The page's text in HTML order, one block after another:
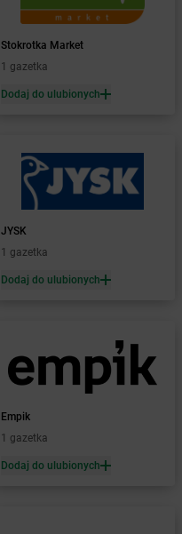
Stokrotka Market
1 gazetka
Dodaj do ulubionych
JYSK
1 gazetka
Dodaj do ulubionych
Empik
1 gazetka
Dodaj do ulubionych